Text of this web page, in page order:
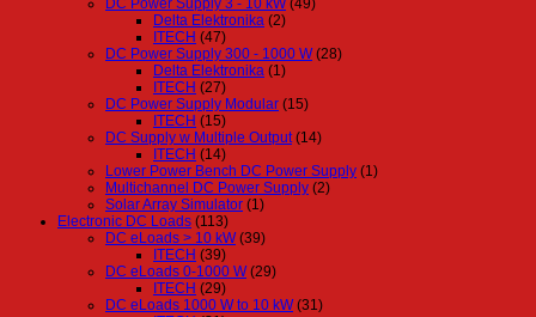
DC Power Supply 3 - 10 kW (49)
Delta Elektronika (2)
ITECH (47)
DC Power Supply 300 - 1000 W (28)
Delta Elektronika (1)
ITECH (27)
DC Power Supply Modular (15)
ITECH (15)
DC Supply w Multiple Output (14)
ITECH (14)
Lower Power Bench DC Power Supply (1)
Multichannel DC Power Supply (2)
Solar Array Simulator (1)
Electronic DC Loads (113)
DC eLoads > 10 kW (39)
ITECH (39)
DC eLoads 0-1000 W (29)
ITECH (29)
DC eLoads 1000 W to 10 kW (31)